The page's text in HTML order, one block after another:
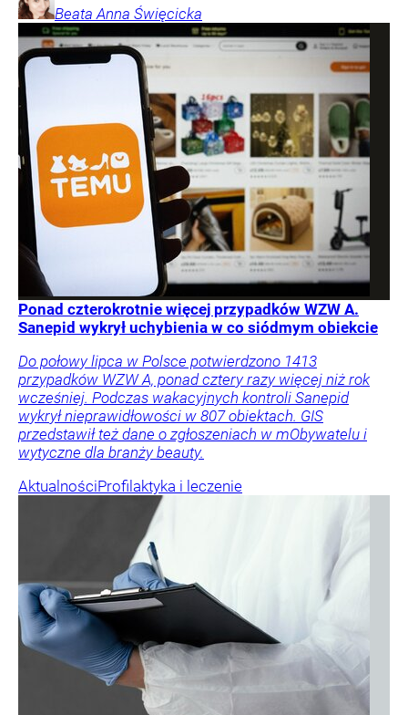
Beata Anna Święcicka
Ponad czterokrotnie więcej przypadków WZW A.
Sanepid wykrył uchybienia w co siódmym obiekcie
Do połowy lipca w Polsce potwierdzono 1413
przypadków WZW A, ponad cztery razy więcej niż rok
wcześniej. Podczas wakacyjnych kontroli Sanepid
wykrył nieprawidłowości w 807 obiektach. GIS
przedstawił też dane o zgłoszeniach w mObywatelu i
wytyczne dla branży beauty.
AktualnościProfilaktyka i leczenie